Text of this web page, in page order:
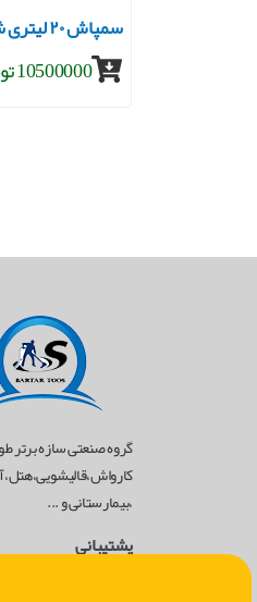
سمپاش ۲۰ لیتری شارژی
10500000 تومان
گروه صنعتی سازه
،بیمارستانی و ...
پشتیبانی